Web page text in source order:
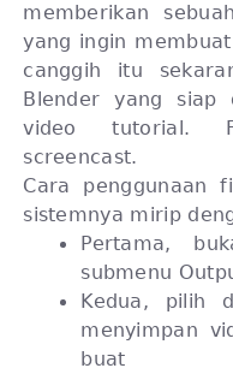
memberikan
yang ingin
canggih itu
Blender yang siap
video tutorial.
screencast.
Cara penggunaan
sistemnya mirip
Pertama,
submenu
Kedua, pilih
menyimpan
buat